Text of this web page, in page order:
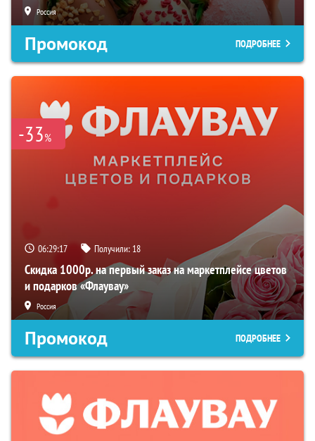
Россия
Промокод ПОДРОБНЕЕ
-33%
06:29:16 Получили: 18
Скидка 1000р. на первый заказ на маркетплейсе цветов
и подарков «Флаувау»
Россия
Промокод ПОДРОБНЕЕ